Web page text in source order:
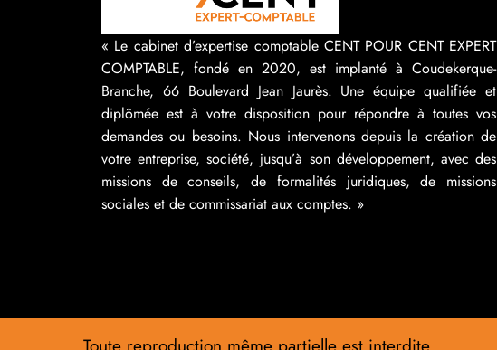
« Le cabinet d’expertise comptable CENT POUR CENT EXPERT
COMPTABLE, fondé en 2020, est implanté à Coudekerque-
Branche, 66 Boulevard Jean Jaurès. Une équipe qualifiée et
diplômée est à votre disposition pour répondre à toutes vos
demandes ou besoins. Nous intervenons depuis la création de
votre entreprise, société, jusqu’à son développement, avec des
missions de conseils, de formalités juridiques, de missions
sociales et de commissariat aux comptes. »